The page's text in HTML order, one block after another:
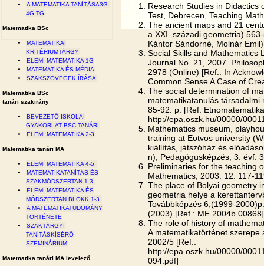
A MATEMATIKA TANÍTÁSA3G-
4G-TG
Matematika BSc
MATEMATIKAI
KRITÉRIUMTÁRGY
ELEMI MATEMATIKA 1G
MATEMATIKA ÉS MÉDIA
SZAKSZÖVEGEK ÍRÁSA
Matematika BSc
tanári szakirány
BEVEZETŐ ISKOLAI
GYAKORLAT BSC TANÁRI
ELEMI MATEMATIKA 2-3
Matematika tanári MA
ELEMI MATEMATIKA 4-5.
MATEMATIKATANÍTÁS ÉS
SZAKMÓDSZERTAN 1-3.
ELEMI MATEMATIKA ÉS
MÓDSZERTAN BLOKK 1-3.
A MATEMATIKATUDOMÁNY
TÖRTÉNETE
SZAKTÁRGYI
TANÍTÁSKÍSÉRŐ
SZEMINÁRIUM
Matematika tanári MA levelező
Research Studies in
Test, Debrecen, Teaching
The ancient maps and 21
a XXI. századi geometria)
Kántor Sándorné, Molnár Emil)
Social Skills and Mathematics
Journal No. 21, 2007.
2978 (Online) [Ref.: In
Common Sense A Case of
The social determination of
matematikatanulás
85-92. p. [Ref:
http://epa.oszk.hu/00000/
Mathematics museum,
training at Eotvos university
kiállítás, játszóház és
n), Pedagógusképzés, 3. évf.
Preliminaries for the teaching
Mathematics, 2003. 12. 117-
The place of Bolyai geometry
geometria helye a
Továbbképzés 6,(1999-
(2003) [Ref.: ME 2004b.00868]
The role of history of
A matematikatörténet
2002/5 [Ref.:
http://epa.oszk.hu/00000/
094.pdf]